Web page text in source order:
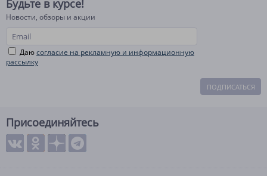
Будьте в курсе!
Новости, обзоры и акции
Даюсогласие на рекламную и информационную
рассылку
ПОДПИСАТЬСЯ
Присоединяйтесь